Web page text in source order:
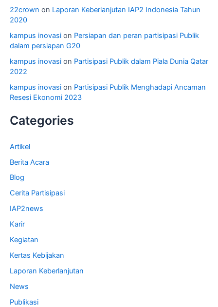
22crown on Laporan Keberlanjutan IAP2 Indonesia Tahun
2020
kampus inovasi on Persiapan dan peran partisipasi Publik
dalam persiapan G20
kampus inovasi on Partisipasi Publik dalam Piala Dunia Qatar
2022
kampus inovasi on Partisipasi Publik Menghadapi Ancaman
Resesi Ekonomi 2023
Categories
Artikel
Berita Acara
Blog
Cerita Partisipasi
IAP2news
Karir
Kegiatan
Kertas Kebijakan
Laporan Keberlanjutan
News
Publikasi